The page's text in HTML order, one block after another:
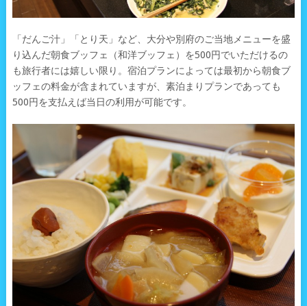
「だんご汁」「とり天」など、大分や別府のご当地メニューを盛
り込んだ朝食ブッフェ（和洋ブッフェ）を500円でいただけるの
も旅行者には嬉しい限り。宿泊プランによっては最初から朝食ブ
ッフェの料金が含まれていますが、素泊まりプランであっても
500円を支払えば当日の利用が可能です。